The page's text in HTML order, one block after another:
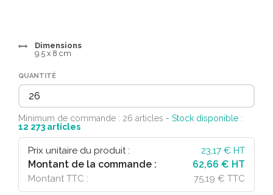
Dimensions
9.5 x 8 cm
QUANTITÉ
Minimum de commande : 26 articles - Stock disponible :
12 273 articles
Prix unitaire du produit : 23,17 € HT
Montant de la commande : 62,66 € HT
Montant TTC : 75,19 € TTC